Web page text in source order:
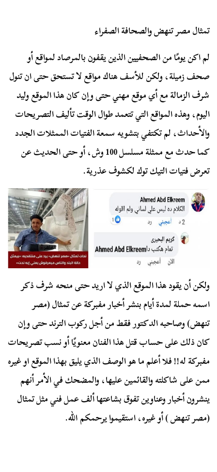
تمثال مصر تنهض والصحافة الصفراء
لم اكن يومًا من الصحفيين الذين يقفون بالمرصاد لمواقع أو
صحف زميلة، ولكن للأسف هناك مواقع لا تستحق حتى ان تنول
شرف الزمالة مع أي موقع مهني حتى وإن كان هذا الموقع وليد
اليوم، وهذه المواقع التي تتعمد طوال الوقت تأليف التصريحات
والأحداث، لم تكتفي بتشويه سمعة الفتيات الممثلات الجدد
كما حدث مع ممثلة مسلسل 100 وش، أو حتى الحديث عن
تعرض فتيات التيك توك لكشوف عذرية.
ولكن أن يقود هذا الموقع الذي لا اريد حتى منحه شرف ذكر
اسمه حملة لمدة أيام بنشر أخبار مفبركة عن تمثال (مصر
تنهض) وصاحبه الدكتور فقط من أجل ركوب الترند حتى وإن
كان ذلك على حساب قتل هذا الفنان معنويًا أو نسب تصريحات
مفبركة له!! فلا أعلم ما هو الوصف الذي يليق بهذا الموقع او غيره
ممن على شاكلته والقائمين عليها، والمضحك في الأمر أنهم
ينشرون أخبار وعناوين تفوق بشاعتها ألف عمل فني مثل تمثال
(مصر تنهض ) أو غيره، استقيموا يرحمكم الله.